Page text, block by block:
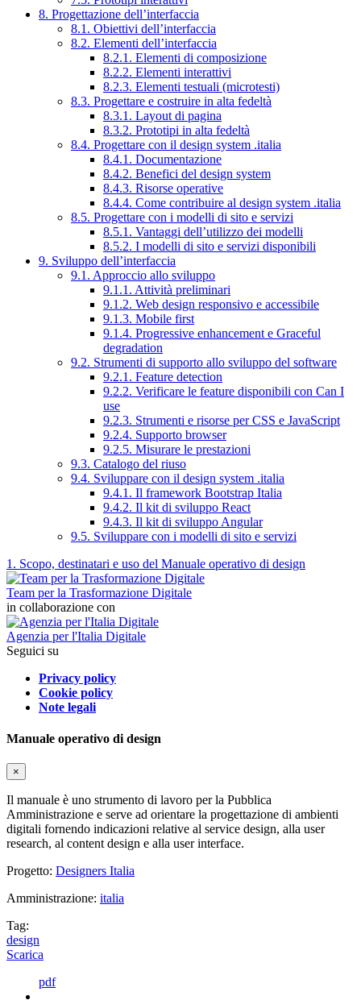
8. Progettazione dell’interfaccia
8.1. Obiettivi dell’interfaccia
8.2. Elementi dell’interfaccia
8.2.1. Elementi di composizione
8.2.2. Elementi interattivi
8.2.3. Elementi testuali (microtesti)
8.3. Progettare e costruire in alta fedeltà
8.3.1. Layout di pagina
8.3.2. Prototipi in alta fedeltà
8.4. Progettare con il design system .italia
8.4.1. Documentazione
8.4.2. Benefici del design system
8.4.3. Risorse operative
8.4.4. Come contribuire al design system .italia
8.5. Progettare con i modelli di sito e servizi
8.5.1. Vantaggi dell’utilizzo dei modelli
8.5.2. I modelli di sito e servizi disponibili
9. Sviluppo dell’interfaccia
9.1. Approccio allo sviluppo
9.1.1. Attività preliminari
9.1.2. Web design responsivo e accessibile
9.1.3. Mobile first
9.1.4. Progressive enhancement e Graceful
degradation
9.2. Strumenti di supporto allo sviluppo del software
9.2.1. Feature detection
9.2.2. Verificare le feature disponibili con Can I
use
9.2.3. Strumenti e risorse per CSS e JavaScript
9.2.4. Supporto browser
9.2.5. Misurare le prestazioni
9.3. Catalogo del riuso
9.4. Sviluppare con il design system .italia
9.4.1. Il framework Bootstrap Italia
9.4.2. Il kit di sviluppo React
9.4.3. Il kit di sviluppo Angular
9.5. Sviluppare con i modelli di sito e servizi
1. Scopo, destinatari e uso del Manuale operativo di design
Team per la Trasformazione Digitale
in collaborazione con
Agenzia per l'Italia Digitale
Seguici su
Privacy policy
Cookie policy
Note legali
Manuale operativo di design
×
Il manuale è uno strumento di lavoro per la Pubblica
Amministrazione e serve ad orientare la progettazione di ambienti
digitali fornendo indicazioni relative al service design, alla user
research, al content design e alla user interface.
Progetto: Designers Italia
Amministrazione: italia
Tag:
design
Scarica
pdf